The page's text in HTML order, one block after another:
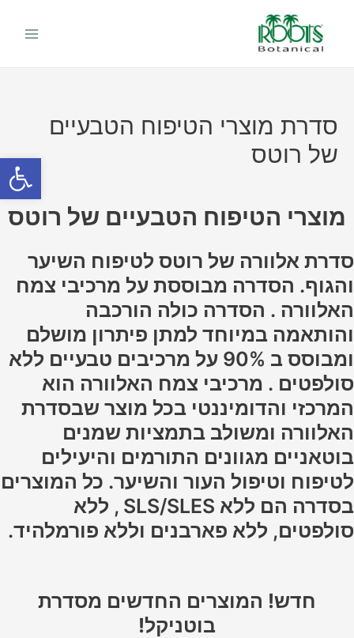
פתח
Menu
סדרת מוצרי הטיפוח הטבעיים
של רוטס
מוצרי הטיפוח הטבעיים של רוטס
סדרת אלוורה של רוטס לטיפוח השיער
והגוף. הסדרה מבוססת על מרכיבי צמח
האלוורה . הסדרה כולה הורכבה
והותאמה במיוחד למתן פיתרון מושלם
ומבוסס ב 90% על מרכיבים טבעיים ללא
סולפטים . מרכיבי צמח האלוורה הוא
המרכזי והדומיננטי בכל מוצר שבסדרת
האלוורה ומשולב בתמציות שמנים
בוטאניים מגוונים התורמים והיעילים
לטיפוח וטיפול העור והשיער. כל המוצרים
בסדרה הם ללא SLS/SLES , ללא
סולפטים, ללא פארבנים וללא פורמלהיד.
חדש! המוצרים החדשים מסדרת
בוטניקל!